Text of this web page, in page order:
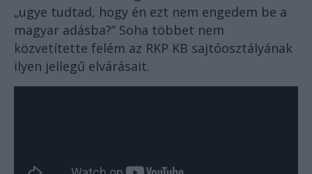
„ugye tudtad, hogy én ezt nem engedem be a
magyar adásba?” Soha többet nem
közvetítette felém az RKP KB sajtóosztályának
ilyen jellegű elvárásait.